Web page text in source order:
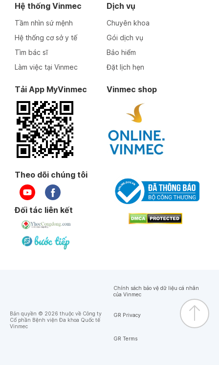
Hệ thống Vinmec
Tầm nhìn sứ mệnh
Hệ thống cơ sở y tế
Tìm bác sĩ
Làm việc tại Vinmec
Dịch vụ
Chuyên khoa
Gói dịch vụ
Bảo hiểm
Đặt lịch hẹn
Tải App MyVinmec Vinmec shop
Theo dõi chúng tôi
Đối tác liên kết
Bản quyền © 2026 thuộc về Công ty
Cổ phần Bệnh viện Đa khoa Quốc tế
Vinmec
Chính sách bảo vệ dữ liệu cá nhân
của Vinmec
GR Privacy
GR Terms